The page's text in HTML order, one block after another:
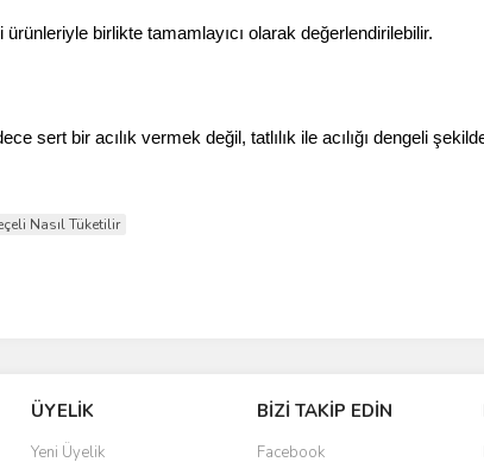
birlikte tamamlayıcı olarak değerlendirilebilir.
sert bir acılık vermek değil, tatlılık ile acılığı dengeli
Nasıl Tüketilir
ÜYELİK
Yeni Üyelik
BİZİ TAKİP EDİN
Facebook